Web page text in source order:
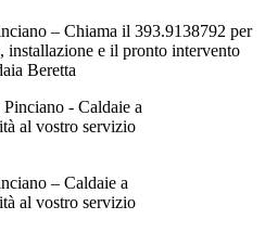
– Chiama il 393.9138792 per
installazione e il pronto intervento
Beretta
– Caldaie a
al vostro servizio